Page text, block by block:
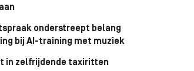
onderstreept belang
bij AI-training met muziek
in zelfrijdende taxiritten